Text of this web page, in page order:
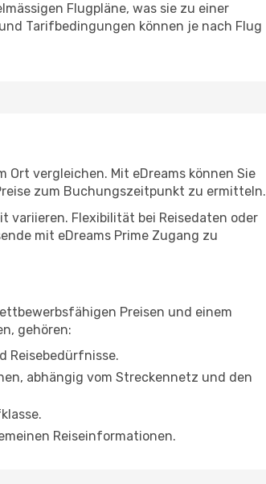
Flugpläne, was sie zu einer
Tarifbedingungen können je nach Flug
Ort vergleichen. Mit eDreams können Sie
zum Buchungszeitpunkt zu ermitteln.
variieren. Flexibilität bei Reisedaten oder
mit eDreams Prime Zugang zu
Preisen und einem
gehören:
Reisebedürfnisse.
abhängig vom Streckennetz und den
Reiseinformationen.